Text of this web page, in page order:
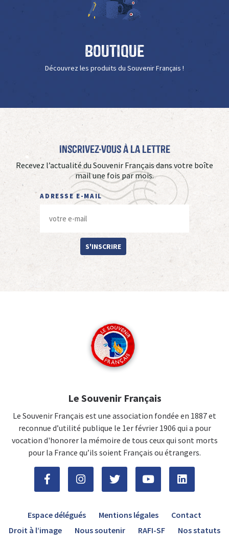
Boutique
Découvrez les produits du Souvenir Français !
Inscrivez-vous à La Lettre
Recevez l’actualité du Souvenir Français dans votre boîte
mail une fois par mois.
ADRESSE E-MAIL
S'INSCRIRE
Le Souvenir Français
Le Souvenir Français est une association fondée en 1887 et
reconnue d’utilité publique le 1er février 1906 qui a pour
vocation d'honorer la mémoire de tous ceux qui sont morts
pour la France qu’ils soient Français ou étrangers.
Espace délégués Mentions légales
Contact
Droit à l’image
Nous soutenir RAFI-SF Nos statuts